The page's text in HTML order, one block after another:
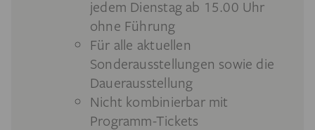
jedem Dienstag ab 15.00 Uhr
ohne Führung
Für alle aktuellen
Sonderausstellungen sowie die
Dauerausstellung
Nicht kombinierbar mit
Programm-Tickets